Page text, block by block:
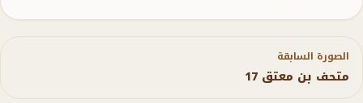
الصورة السابقة
متحف بن معتق 17